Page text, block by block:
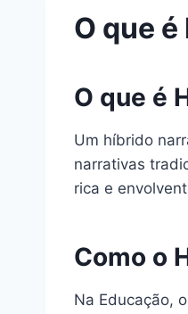
O que
O que é
Um híbrido
narrativas
rica e
Como o
Na Educação,